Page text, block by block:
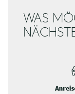
WAS